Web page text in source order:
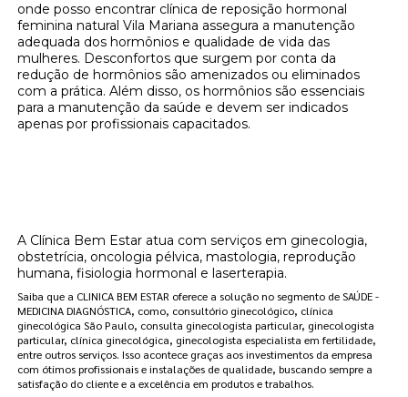
onde posso encontrar clínica de reposição hormonal
feminina natural Vila Mariana assegura a manutenção
adequada dos hormônios e qualidade de vida das
mulheres. Desconfortos que surgem por conta da
redução de hormônios são amenizados ou eliminados
com a prática. Além disso, os hormônios são essenciais
para a manutenção da saúde e devem ser indicados
apenas por profissionais capacitados.
A Clínica Bem Estar atua com serviços em ginecologia,
obstetrícia, oncologia pélvica, mastologia, reprodução
humana, fisiologia hormonal e laserterapia.
Saiba que a CLINICA BEM ESTAR oferece a solução no segmento de SAÚDE -
MEDICINA DIAGNÓSTICA, como, consultório ginecológico, clínica
ginecológica São Paulo, consulta ginecologista particular, ginecologista
particular, clínica ginecológica, ginecologista especialista em fertilidade,
entre outros serviços. Isso acontece graças aos investimentos da empresa
com ótimos profissionais e instalações de qualidade, buscando sempre a
satisfação do cliente e a excelência em produtos e trabalhos.